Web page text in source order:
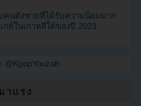
คนดังชายที่ได้รับความนิยมมาก
กย์ในเกาหลีใต้ของปี 2023
@KpopYouzab
าแรง